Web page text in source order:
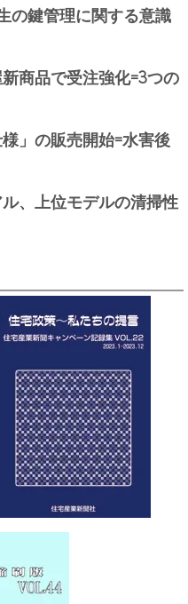
の鍵管理に関する意識
商品で受注強化=3つの
」の販売開始=水害後
、上位モデルの清掃性